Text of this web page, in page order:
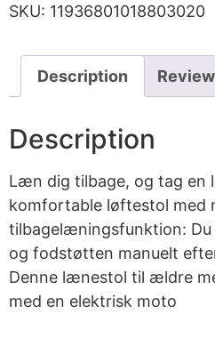
SKU: 11936801018803020
Description
Description
Læn dig tilbage, og tag en
komfortable løftestol med
tilbagelæningsfunktion:
og fodstøtten manuelt
Denne lænestol til ældre
med en elektrisk moto